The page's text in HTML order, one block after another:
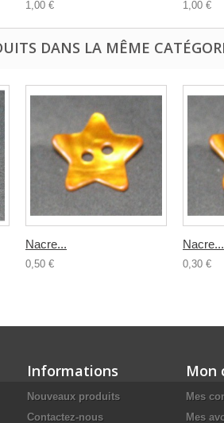
1,00 €
1,00 €
DANS LA MÊME
Nacre...
0,50 €
Nacre...
0,30 €
Informations
Nouveaux produits
Contactez-nous
Mon
Mes
Mes